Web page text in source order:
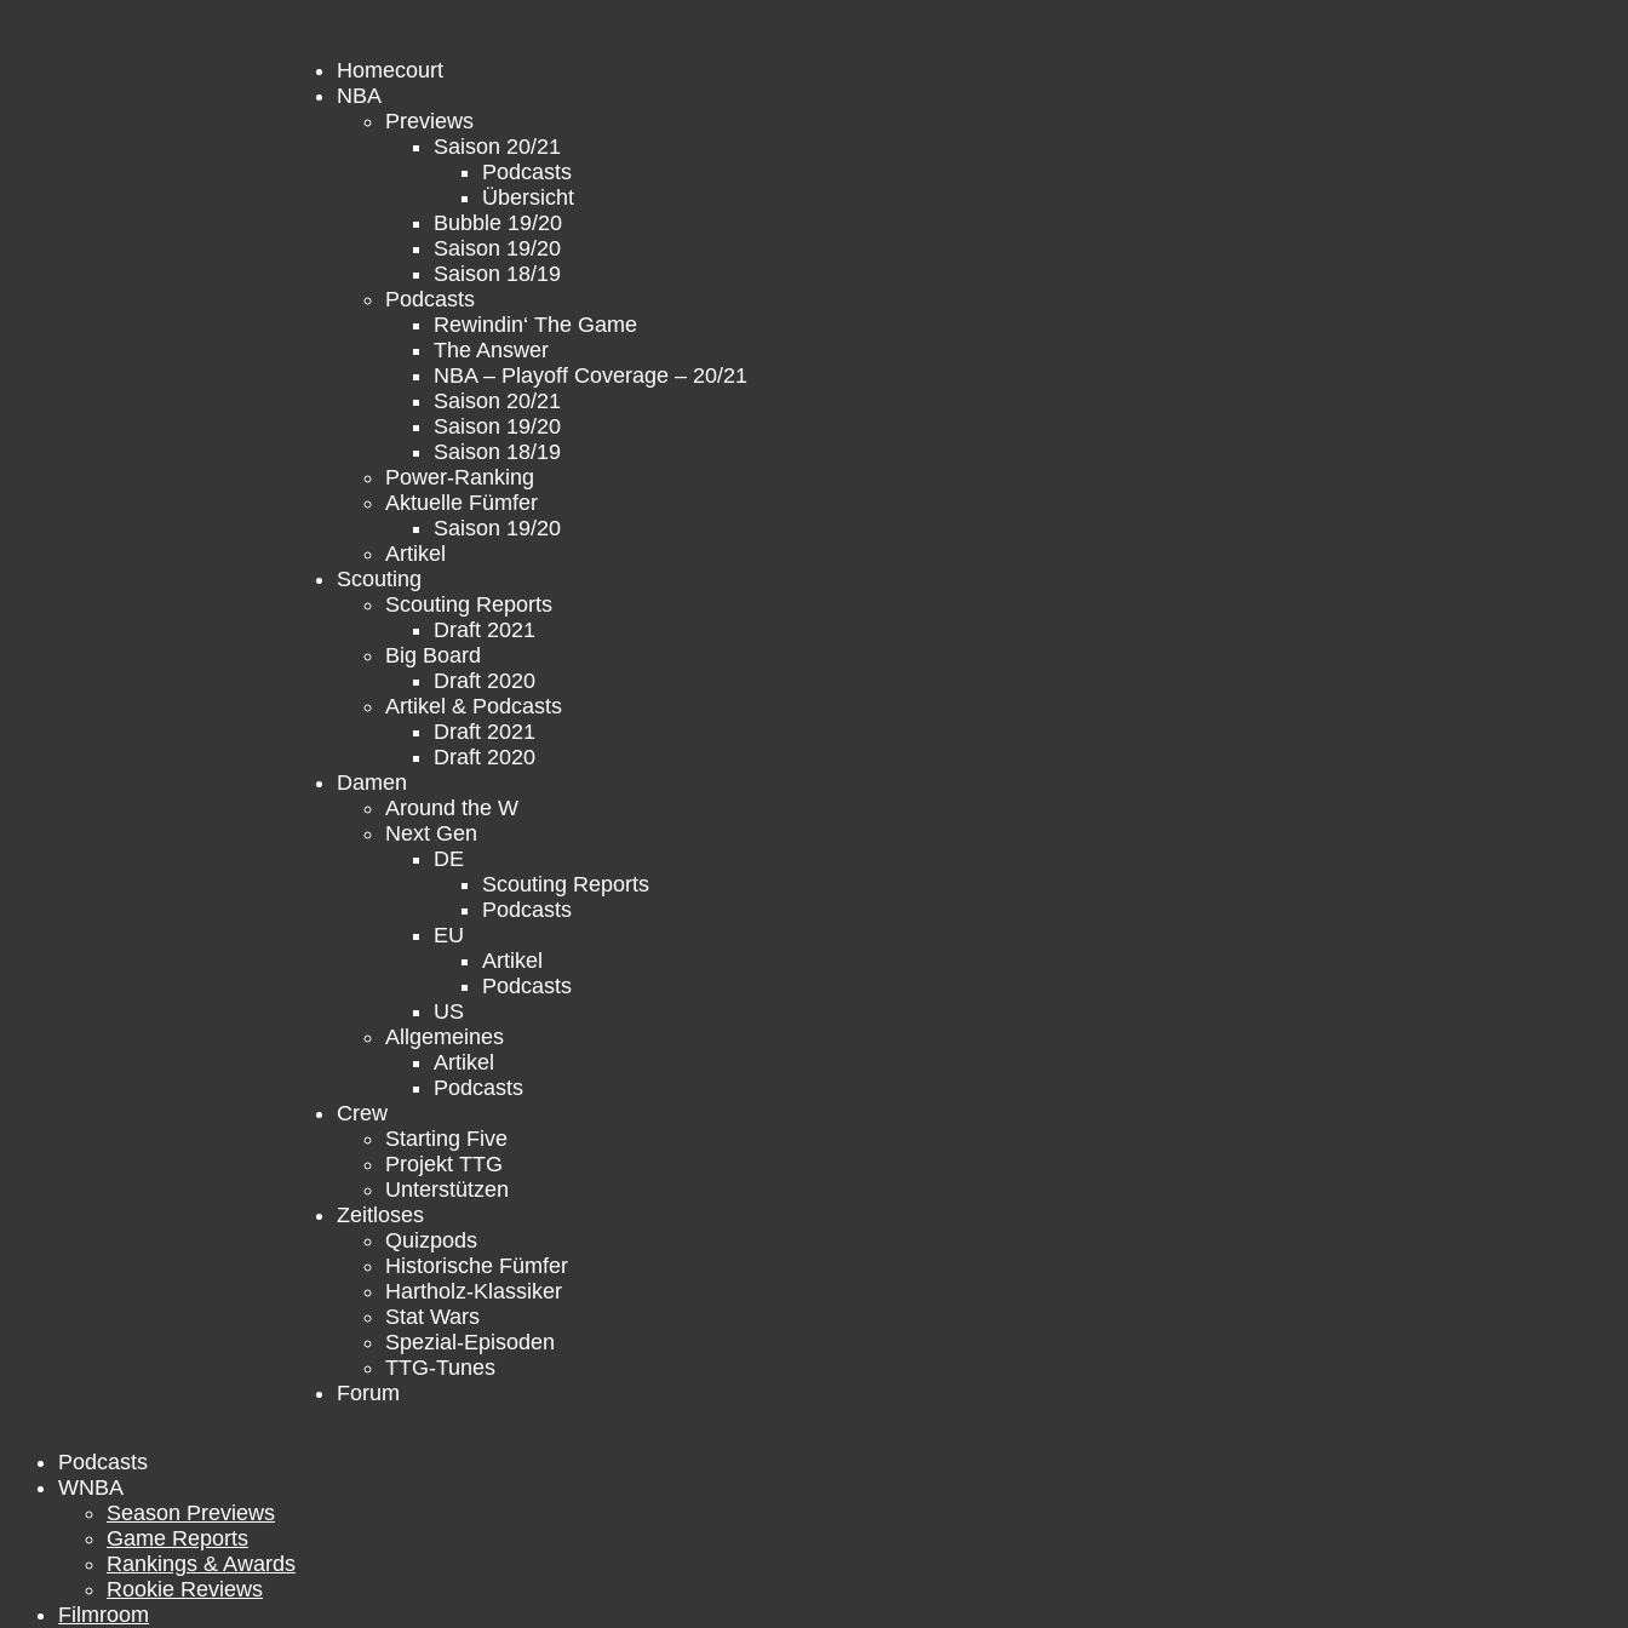
Homecourt
NBA
Previews
Saison 20/21
Podcasts
Übersicht
Bubble 19/20
Saison 19/20
Saison 18/19
Podcasts
Rewindin‘ The Game
The Answer
NBA – Playoff Coverage – 20/21
Saison 20/21
Saison 19/20
Saison 18/19
Power-Ranking
Aktuelle Fümfer
Saison 19/20
Artikel
Scouting
Scouting Reports
Draft 2021
Big Board
Draft 2020
Artikel & Podcasts
Draft 2021
Draft 2020
Damen
Around the W
Next Gen
DE
Scouting Reports
Podcasts
EU
Artikel
Podcasts
US
Allgemeines
Artikel
Podcasts
Crew
Starting Five
Projekt TTG
Unterstützen
Zeitloses
Quizpods
Historische Fümfer
Hartholz-Klassiker
Stat Wars
Spezial-Episoden
TTG-Tunes
Forum
Podcasts
WNBA
Season Previews
Game Reports
Rankings & Awards
Rookie Reviews
Filmroom